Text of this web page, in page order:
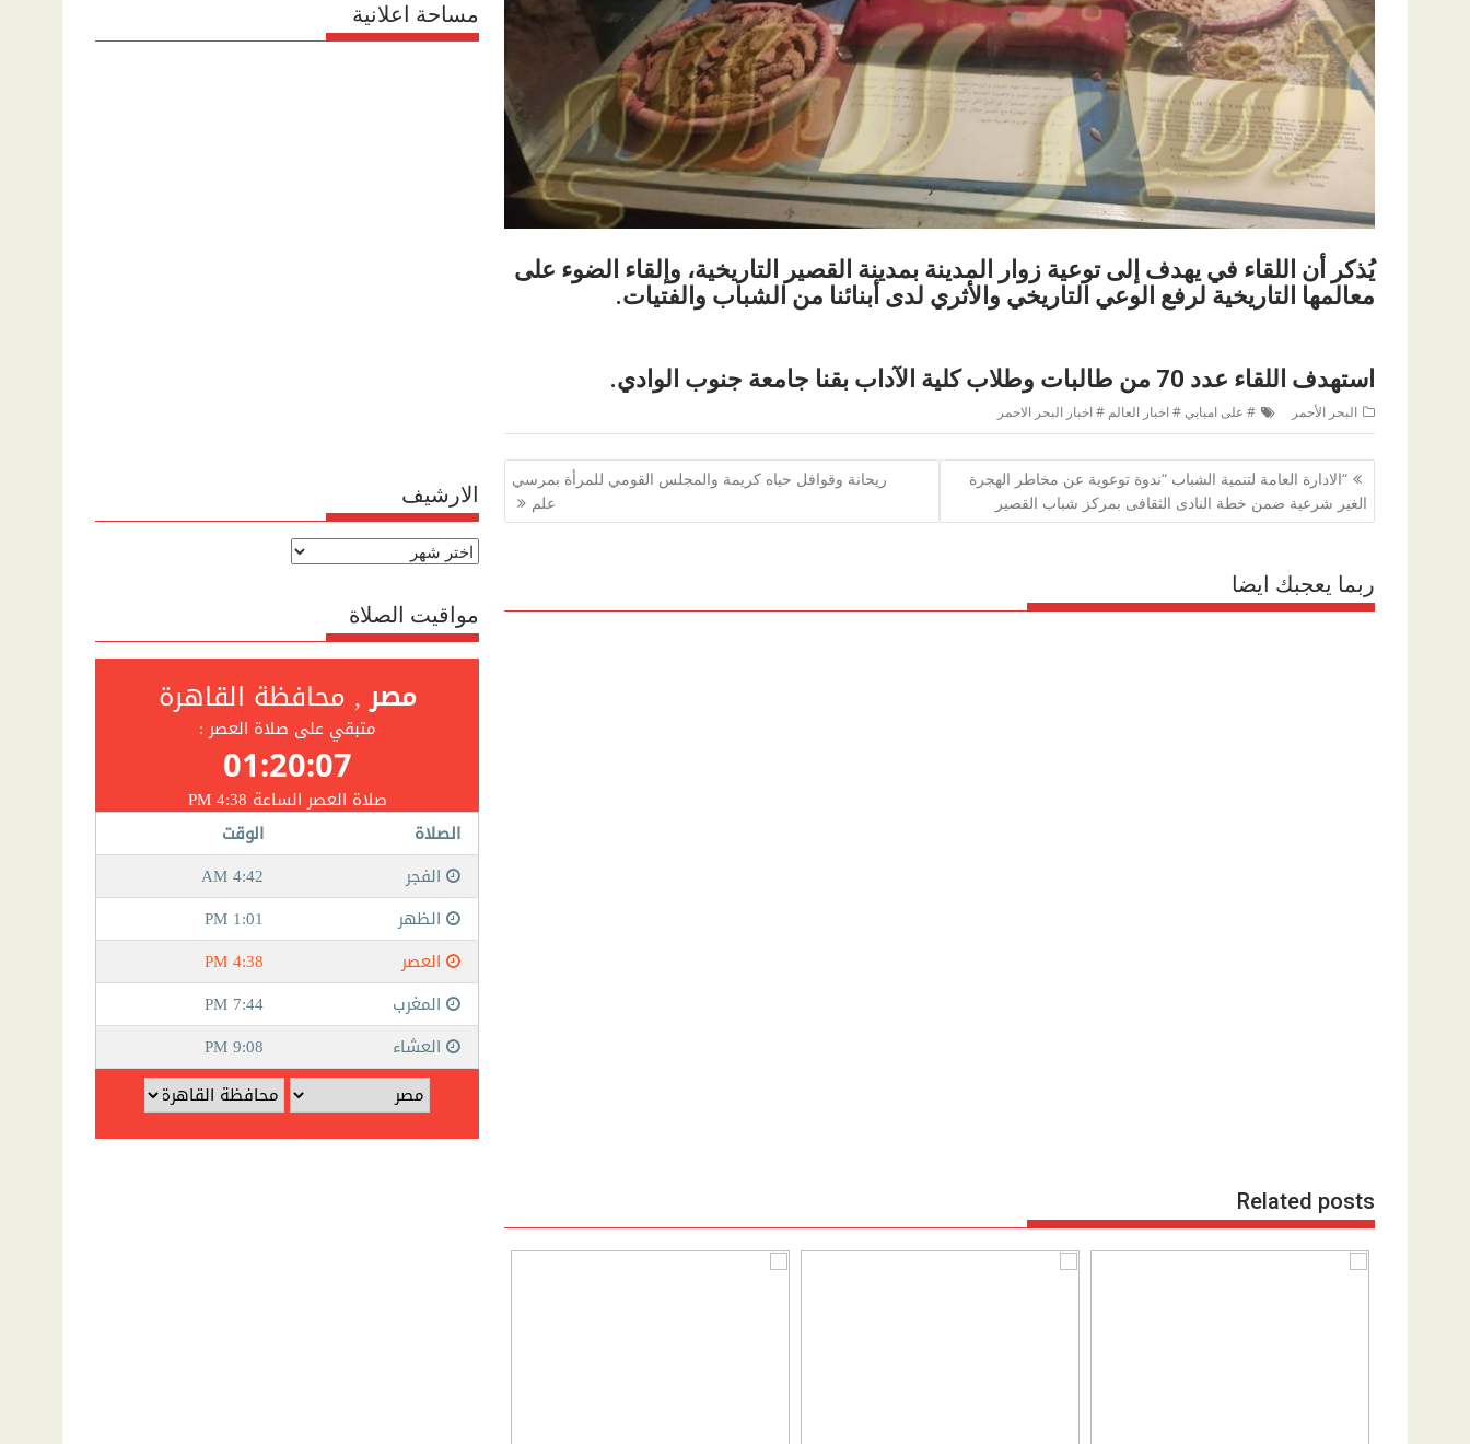
يُذكر أن اللقاء في يهدف إلى توعية زوار المدينة بمدينة القصير التاريخية، وإلقاء الضوء على
معالمها التاريخية لرفع الوعي التاريخي والأثري لدى أبنائنا من الشباب والفتيات.
استهدف اللقاء عدد 70 من طالبات وطلاب كلية الآداب بقنا جامعة جنوب الوادي.
البحر الأحمر # على امبابي # اخبار العالم # اخبار البحر الاحمر
تصفّح
المقالات
“الادارة العامة لتنمية الشباب “ندوة توعوية عن مخاطر الهجرة
الغير شرعية ضمن خطة النادى الثقافى بمركز شباب القصير
ريحانة وقوافل حياه كريمة والمجلس القومي للمرأة بمرسي
علم
ربما يعجبك ايضا
Related posts
مساحة اعلانية
الارشيف
الارشيف
مواقيت الصلاة